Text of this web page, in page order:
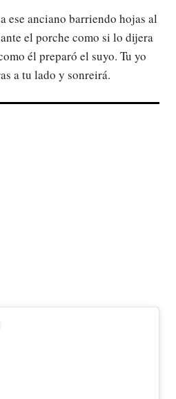
ese anciano barriendo hojas al
el porche como si lo dijera
él preparó el suyo. Tu yo
a tu lado y sonreirá.